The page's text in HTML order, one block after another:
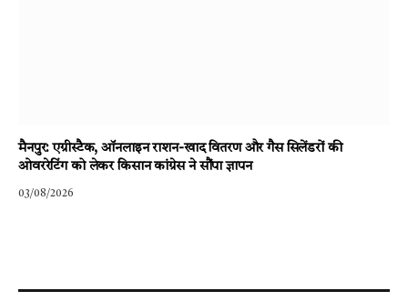
मैनपुर: एग्रीस्टैक, ऑनलाइन राशन-खाद वितरण और गैस सिलेंडरों की
ओवररेटिंग को लेकर किसान कांग्रेस ने सौंपा ज्ञापन
03/08/2026